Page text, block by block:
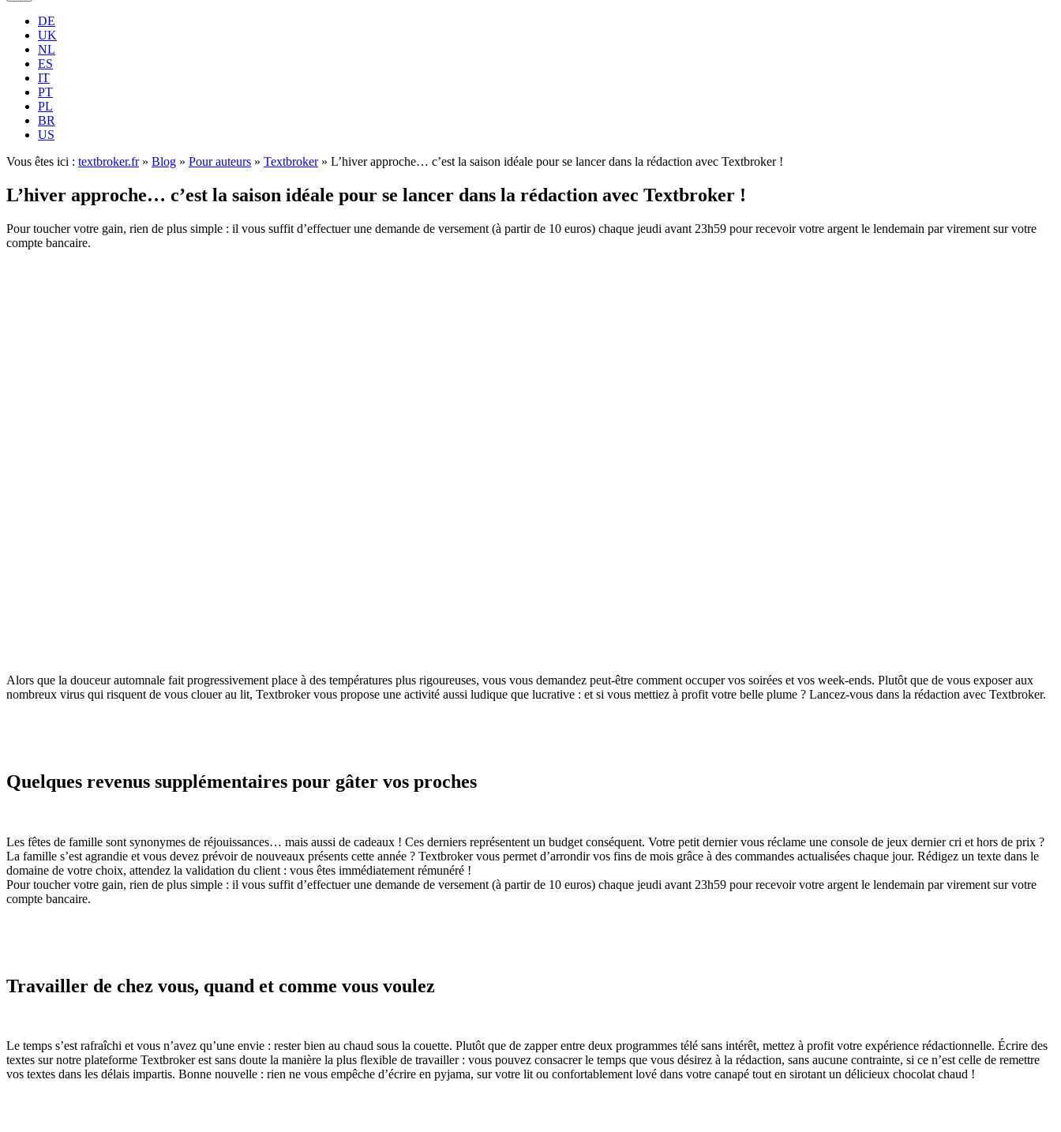
DE
UK
NL
ES
IT
PT
PL
BR
US
Vous êtes ici : textbroker.fr» Blog » Pour auteurs » Textbroker» L’hiver approche… c’est la saison idéale pour se lancer dans la rédaction avec Textbroker !
L’hiver approche… c’est la saison idéale pour se lancer dans la rédaction avec Textbroker !
Pour toucher votre gain, rien de plus simple : il vous suffit d’effectuer une demande de versement (à partir de 10 euros) chaque jeudi avant 23h59 pour recevoir votre argent le lendemain par virement sur votre
compte bancaire.
Alors que la douceur automnale fait progressivement place à des températures plus rigoureuses, vous vous demandez peut-être comment occuper vos soirées et vos week-ends. Plutôt que de vous exposer aux
nombreux virus qui risquent de vous clouer au lit, Textbroker vous propose une activité aussi ludique que lucrative : et si vous mettiez à profit votre belle plume ? Lancez-vous dans la rédaction avec Textbroker.
Quelques revenus supplémentaires pour gâter vos proches
Les fêtes de famille sont synonymes de réjouissances… mais aussi de cadeaux ! Ces derniers représentent un budget conséquent. Votre petit dernier vous réclame une console de jeux dernier cri et hors de prix ?
La famille s’est agrandie et vous devez prévoir de nouveaux présents cette année ? Textbroker vous permet d’arrondir vos fins de mois grâce à des commandes actualisées chaque jour. Rédigez un texte dans le
domaine de votre choix, attendez la validation du client : vous êtes immédiatement rémunéré !
Pour toucher votre gain, rien de plus simple : il vous suffit d’effectuer une demande de versement (à partir de 10 euros) chaque jeudi avant 23h59 pour recevoir votre argent le lendemain par virement sur votre
compte bancaire.
Travailler de chez vous, quand et comme vous voulez
Le temps s’est rafraîchi et vous n’avez qu’une envie : rester bien au chaud sous la couette. Plutôt que de zapper entre deux programmes télé sans intérêt, mettez à profit votre expérience rédactionnelle. Écrire des
textes sur notre plateforme Textbroker est sans doute la manière la plus flexible de travailler : vous pouvez consacrer le temps que vous désirez à la rédaction, sans aucune contrainte, si ce n’est celle de remettre
vos textes dans les délais impartis. Bonne nouvelle : rien ne vous empêche d’écrire en pyjama, sur votre lit ou confortablement lové dans votre canapé tout en sirotant un délicieux chocolat chaud !